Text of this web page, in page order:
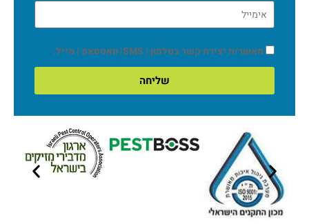
מאשר/ת יצירת קשר בטלפון | SMS| וואטסאפ | מייל.
שליחה